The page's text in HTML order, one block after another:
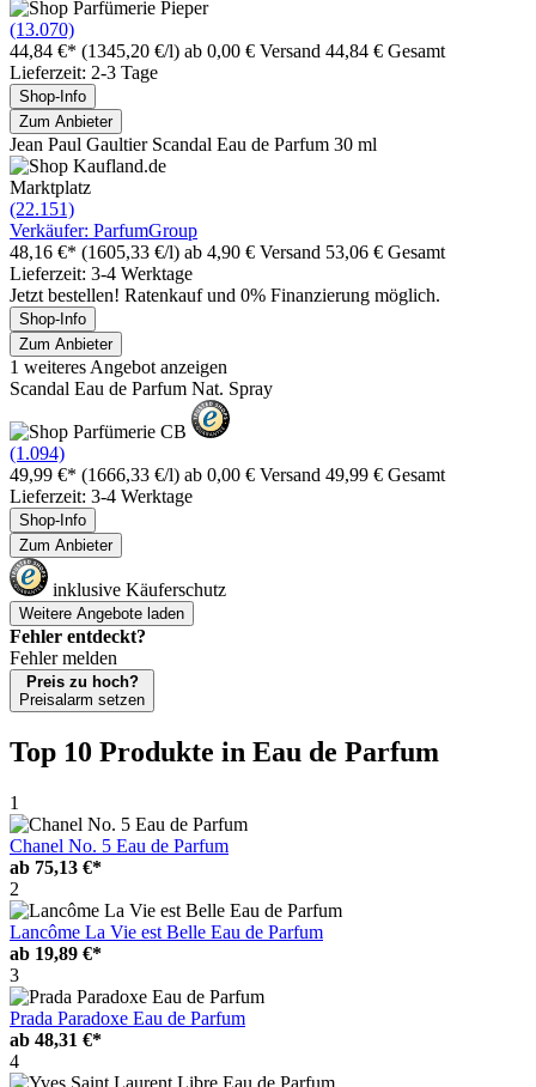
(13.070)
44,84 €* (1345,20 €/l) ab 0,00 € Versand 44,84 € Gesamt
Lieferzeit: 2-3 Tage
Shop-Info
Zum Anbieter
Jean Paul Gaultier Scandal Eau de Parfum 30 ml
Marktplatz
(22.151)
Verkäufer: ParfumGroup
48,16 €* (1605,33 €/l) ab 4,90 € Versand 53,06 € Gesamt
Lieferzeit: 3-4 Werktage
Jetzt bestellen! Ratenkauf und 0% Finanzierung möglich.
Shop-Info
Zum Anbieter
1 weiteres Angebot anzeigen
Scandal Eau de Parfum Nat. Spray
(1.094)
49,99 €* (1666,33 €/l) ab 0,00 € Versand 49,99 € Gesamt
Lieferzeit: 3-4 Werktage
Shop-Info
Zum Anbieter
inklusive Käuferschutz
Weitere Angebote laden
Fehler entdeckt?
Fehler melden
Preis zu hoch?
Preisalarm setzen
Top 10 Produkte in Eau de Parfum
1
Chanel No. 5 Eau de Parfum
ab 75,13 €*
2
Lancôme La Vie est Belle Eau de Parfum
ab 19,89 €*
3
Prada Paradoxe Eau de Parfum
ab 48,31 €*
4